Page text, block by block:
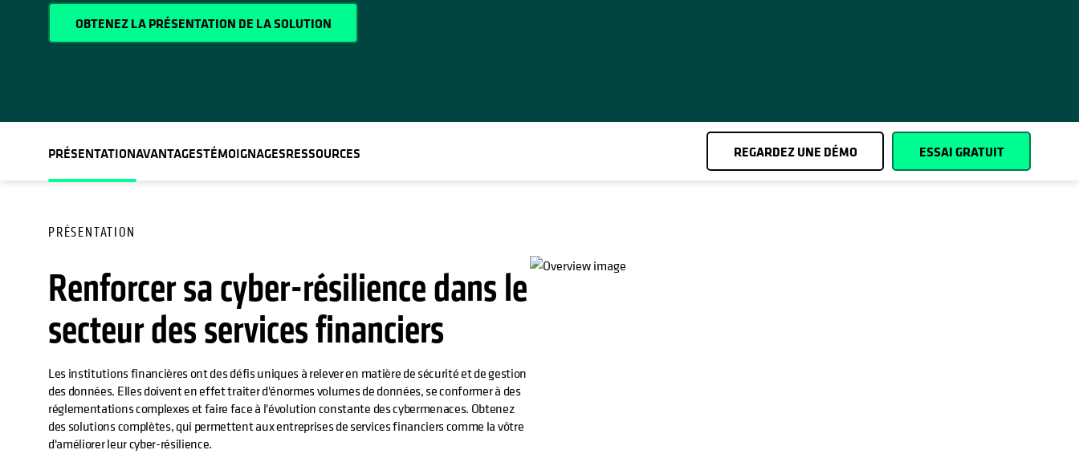
OBTENEZ LA PRÉSENTATION DE LA SOLUTION
PRÉSENTATIONAVANTAGESTÉMOIGNAGESRESSOURCES REGARDEZ UNE DÉMO ESSAI GRATUIT
PRÉSENTATION
Renforcer sa cyber-résilience dans le
secteur des services financiers
Les institutions financières ont des défis uniques à relever en matière de sécurité et de gestion
des données. Elles doivent en effet traiter d'énormes volumes de données, se conformer à des
réglementations complexes et faire face à l'évolution constante des cybermenaces. Obtenez
des solutions complètes, qui permettent aux entreprises de services financiers comme la vôtre
d'améliorer leur cyber-résilience.